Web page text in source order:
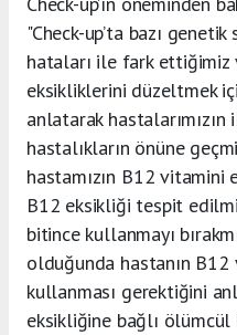
"Check-up’ta bazı
hataları ile fark
eksikliklerini düzeltmek
anlatarak hastalarımızın
hastalıkların önüne
hastamızın B12 vitamini
B12 eksikliği tespit
bitince kullanmayı
olduğunda hastanın
kullanması gerektiğini
eksikliğine bağlı ölümcül